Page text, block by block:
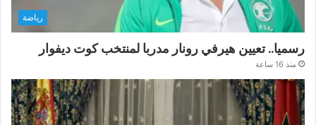
رياضة
رسميا.. تعيين هيرفي رونار مدربا لمنتخب كوت ديفوار
منذ 16 ساعة